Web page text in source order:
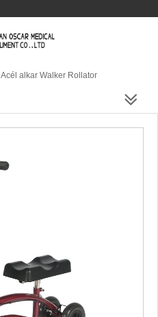
Acél alkar Walker Rollator